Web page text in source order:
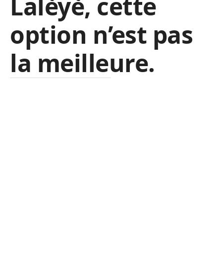
option n’est pas
la meilleure.